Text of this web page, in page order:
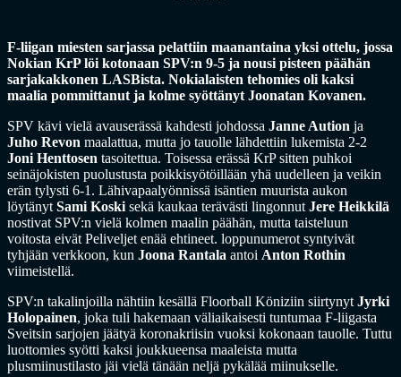
F-liigan miesten sarjassa pelattiin maanantaina yksi ottelu, jossa
Nokian KrP löi kotonaan SPV:n 9-5 ja nousi pisteen päähän
sarjakakkonen LASBista. Nokialaisten tehomies oli kaksi
maalia pommittanut ja kolme syöttänyt Joonatan Kovanen.
SPV kävi vielä avauserässä kahdesti johdossa Janne Aution ja
Juho Revon maalattua, mutta jo tauolle lähdettiin lukemista 2-2
Joni Henttosen tasoitettua. Toisessa erässä KrP sitten puhkoi
seinäjokisten puolustusta poikkisyötöillään yhä uudelleen ja veikin
erän tylysti 6-1. Lähivapaalyönnissä isäntien muurista aukon
löytänyt Sami Koski sekä kaukaa terävästi lingonnut Jere Heikkilä
nostivat SPV:n vielä kolmen maalin päähän, mutta taisteluun
voitosta eivät Peliveljet enää ehtineet. loppunumerot syntyivät
tyhjään verkkoon, kun Joona Rantala antoi Anton Rothin
viimeistellä.
SPV:n takalinjoilla nähtiin kesällä Floorball Köniziin siirtynyt Jyrki
Holopainen, joka tuli hakemaan väliaikaisesti tuntumaa F-liigasta
Sveitsin sarjojen jäätyä koronakriisin vuoksi kokonaan tauolle. Tuttu
luottomies syötti kaksi joukkueensa maaleista mutta
plusmiinustilasto jäi vielä tänään neljä pykälää miinukselle.